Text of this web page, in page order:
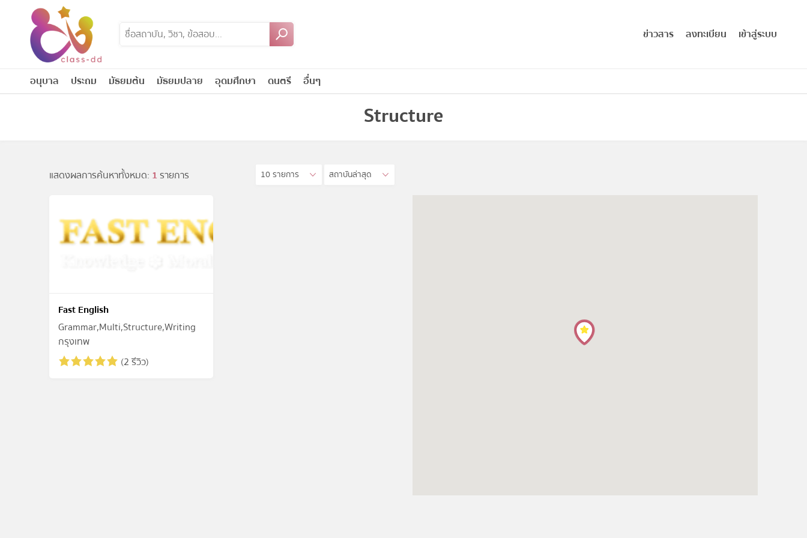
content
ข่าวสาร ลงทะเบียน เข้าสู่ระบบ
อนุบาล ประถม มัธยมต้น มัธยมปลาย อุดมศึกษา ดนตรี อื่นๆ
Structure
แสดงผลการค้นหาทั้งหมด: 1รายการ 10 รายการ สถาบันล่าสุด
Fast English
Grammar,Multi,Structure,Writing
กรุงเทพ
(2 รีวิว)